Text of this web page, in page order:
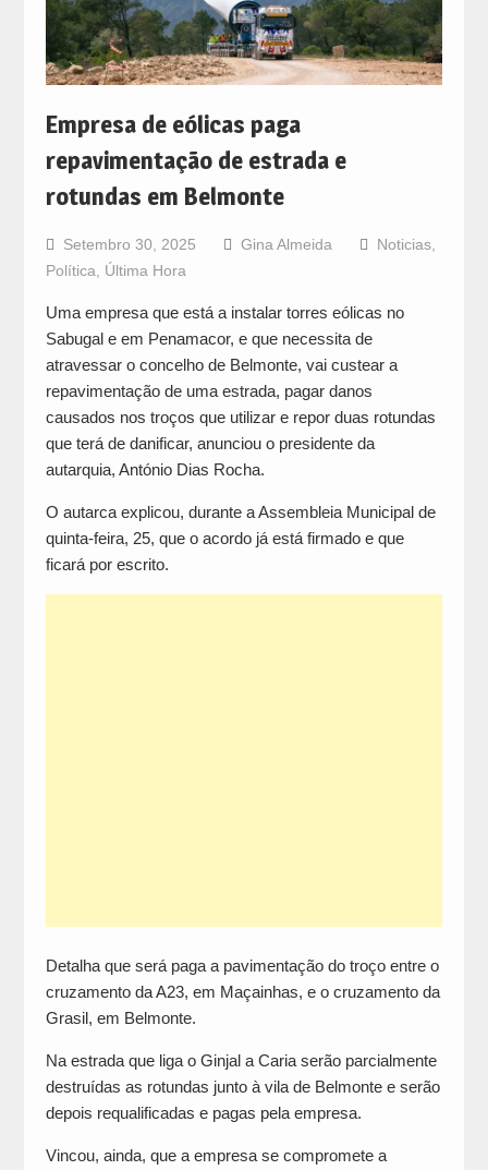
Empresa de eólicas paga
repavimentação de estrada e
rotundas em Belmonte
Setembro 30, 2025 Gina Almeida Noticias,
Política
Última Hora
Uma empresa que está a instalar torres eólicas no
Sabugal e em Penamacor, e que necessita de
atravessar o concelho de Belmonte, vai custear a
repavimentação de uma estrada, pagar danos
causados nos troços que utilizar e repor duas rotundas
que terá de danificar, anunciou o presidente da
autarquia, António Dias Rocha.
O autarca explicou, durante a Assembleia Municipal de
quinta-feira, 25, que o acordo já está firmado e que
ficará por escrito.
Detalha que será paga a pavimentação do troço entre o
cruzamento da A23, em Maçainhas, e o cruzamento da
Grasil, em Belmonte.
Na estrada que liga o Ginjal a Caria serão parcialmente
destruídas as rotundas junto à vila de Belmonte e serão
depois requalificadas e pagas pela empresa.
Vincou, ainda, que a empresa se compromete a